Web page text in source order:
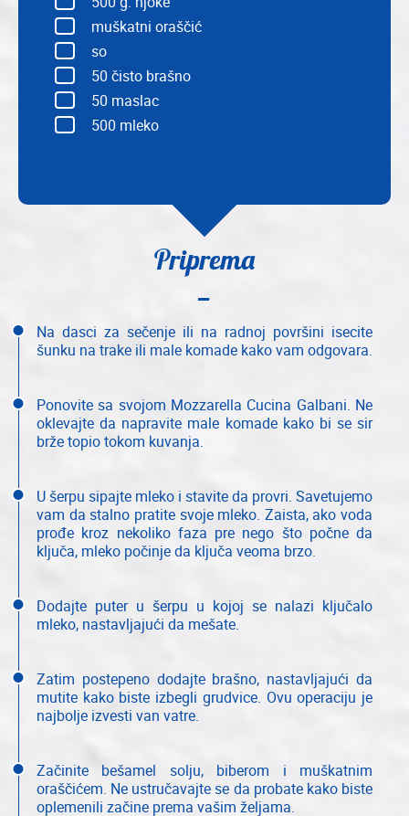
muškatni oraščić
so
50 čisto brašno
50 maslac
500 mleko
Priprema
Na dasci za sečenje ili na radnoj površini isecite
šunku na trake ili male komade kako vam odgovara.
Ponovite sa svojom Mozzarella Cucina Galbani. Ne
oklevajte da napravite male komade kako bi se sir
brže topio tokom kuvanja.
U šerpu sipajte mleko i stavite da provri. Savetujemo
vam da stalno pratite svoje mleko. Zaista, ako voda
prođe kroz nekoliko faza pre nego što počne da
ključa, mleko počinje da ključa veoma brzo.
Dodajte puter u šerpu u kojoj se nalazi ključalo
mleko, nastavljajući da mešate.
Zatim postepeno dodajte brašno, nastavljajući da
mutite kako biste izbegli grudvice. Ovu operaciju je
najbolje izvesti van vatre.
Začinite bešamel solju, biberom i muškatnim
oraščićem. Ne ustručavajte se da probate kako biste
oplemenili začine prema vašim željama.